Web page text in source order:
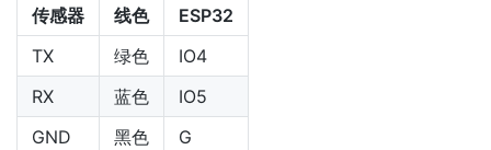
传感器 线色
ESP32
TX
绿色
IO4
RX
蓝色
IO5
GND
黑色
G